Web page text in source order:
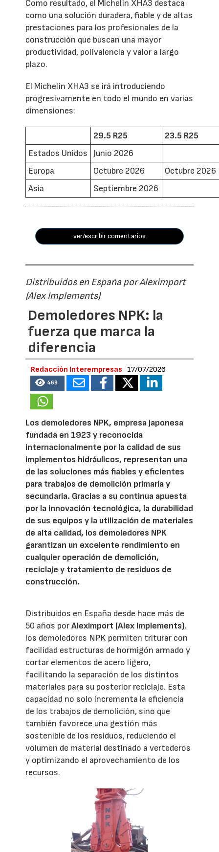
Como resultado, el Michelin XHA3 destaca
como una solución duradera, fiable y de altas
prestaciones para los profesionales de la
construcción que buscan una mayor
productividad, polivalencia y valor a largo
plazo.
El Michelin XHA3 se irá introduciendo
progresivamente en todo el mundo en varias
dimensiones:
29.5 R25
23.5 R25
Estados Unidos
Junio 2026
Europa
Octubre 2026
Octubre 2026
Asia
Septiembre 2026
ver/escribir comentarios
Distribuidos en España por Aleximport
(Alex Implements)
Demoledores NPK: la
fuerza que marca la
diferencia
Redacción Interempresas 17/07/2026
469
Los demoledores NPK, empresa japonesa
fundada en 1923 y reconocida
internacionalmente por la calidad de sus
implementos hidráulicos, representan una
de las soluciones más fiables y eficientes
para trabajos de demolición primaria y
secundaria. Gracias a su continua apuesta
por la innovación tecnológica, la durabilidad
de sus equipos y la utilización de materiales
de alta calidad, los demoledores NPK
garantizan un excelente rendimiento en
cualquier operación de demolición,
reciclaje y tratamiento de residuos de
construcción.
Distribuidos en España desde hace más de
50 años porAleximport (Alex Implements),
los demoledores NPK permiten triturar con
facilidad estructuras de hormigón armado y
cortar elementos de acero ligero,
facilitando la separación de los distintos
materiales para su posterior reciclaje. Esta
capacidad no solo incrementa la eficiencia
de los trabajos de demolición, sino que
también favorece una gestión más
sostenible de los residuos, reduciendo el
volumen de material destinado a vertederos
y optimizando el aprovechamiento de los
recursos.